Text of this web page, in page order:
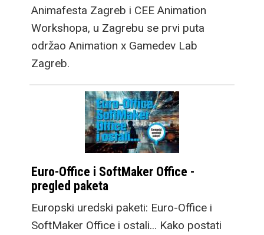
Animafesta Zagreb i CEE Animation
Workshopa, u Zagrebu se prvi puta
održao Animation x Gamedev Lab
Zagreb.
Euro-Office i SoftMaker Office -
pregled paketa
Europski uredski paketi: Euro-Office i
SoftMaker Office i ostali... Kako postati